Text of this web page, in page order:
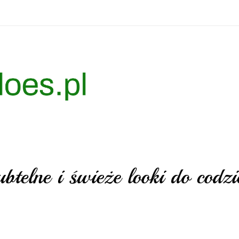
i świeże looki do